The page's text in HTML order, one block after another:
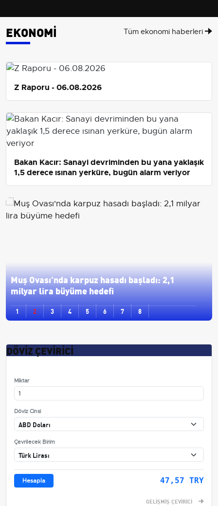
EKONOMİ Tüm ekonomi haberleri
Z Raporu - 06.08.2026
Bakan Kacır: Sanayi devriminden bu yana yaklaşık
1,5 derece ısınan yerküre, bugün alarm veriyor
Muş Ovası'nda karpuz hasadı başladı: 2,1
milyar lira büyüme hedefi
1 2 3 4 5 6 7 8
DÖVİZ ÇEVİRİCİ
Miktar
Döviz Cinsi
Çevrilecek Birim
Hesapla 47,57 TRY
GELİŞMİŞ ÇEVİRİCİ